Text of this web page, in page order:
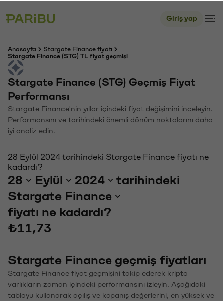
Giriş yap
Anasayfa
Stargate Finance fiyatı
Stargate Finance (STG) TL fiyat geçmişi
Stargate Finance (STG) Geçmiş Fiyat
Performansı
Stargate Finance'nin yıllar içindeki fiyat değişimini inceleyin.
Performansını ve tarihindeki önemli dönüm noktalarını daha
iyi analiz edin.
28 Eylül 2024 tarihindeki Stargate Finance fiyatı ne
kadardı?
28 Eylül 2024
tarihindeki
Stargate Finance
fiyatı ne kadardı?
₺11,73
Stargate Finance geçmiş fiyatları
Stargate Finance fiyat geçmişini takip ederek kripto
varlıkların zaman içindeki performansını izleyin. Aşağıdaki
tabloyu kullanarak açılış ve kapanış değerlerini, en yüksek ve